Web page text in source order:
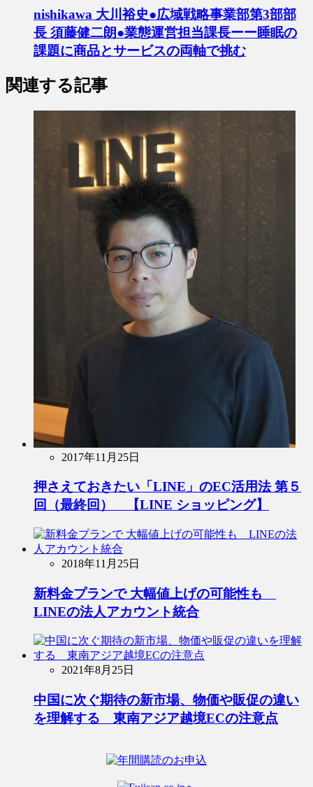
nishikawa 大川裕史●広域戦略事業部第3部部
長 須藤健二朗●業態運営担当課長ーー睡眠の
課題に商品とサービスの両軸で挑む
関連する記事
2017年11月25日
押さえておきたい「LINE」のEC活用法 第５
回（最終回） 【LINE ショッピング】
2018年11月25日
新料金プランで 大幅値上げの可能性も
LINEの法人アカウント統合
2021年8月25日
中国に次ぐ期待の新市場、物価や販促の違い
を理解する 東南アジア越境ECの注意点